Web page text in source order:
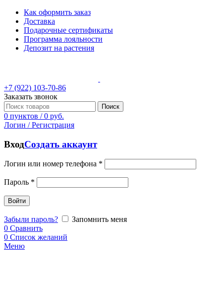
Как оформить заказ
Доставка
Подарочные сертификаты
Программа лояльности
Депозит на растения
+7 (922) 103-70-86
Заказать звонок
Поиск
0 пунктов / 0 руб.
Логин / Регистрация
ВходСоздать аккаунт
Логин или номер телефона *
Пароль *
Войти
Забыли пароль?
Запомнить меня
0 Сравнить
0 Список желаний
Меню